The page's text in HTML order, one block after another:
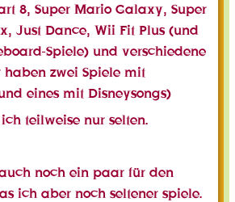
8, Super Mario Galaxy, Super
Just Dance, Wii Fit Plus (und
Spiele) und verschiedene
haben zwei Spiele mit
eines mit Disneysongs)
teilweise nur selten.
noch ein paar für den
ich aber noch seltener spiele.